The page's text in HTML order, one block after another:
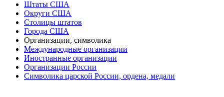
Штаты США
Округи США
Столицы штатов
Города США
Организации, символика
Международные организации
Иностранные организации
Организации России
Символика царской России, ордена, медали